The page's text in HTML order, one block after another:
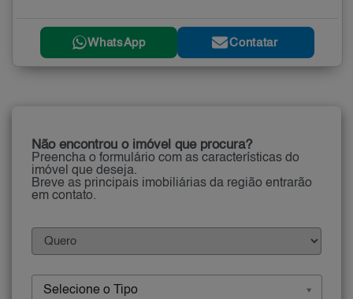
WhatsApp Contatar
Não encontrou o imóvel que procura?
Preencha o formulário com as características do
imóvel que deseja.
Breve as principais imobiliárias da região entrarão
em contato.
Selecione o Tipo